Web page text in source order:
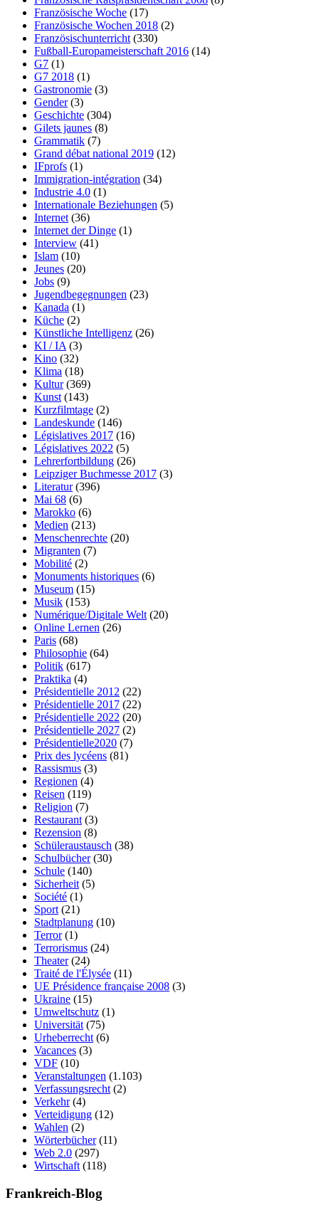
Französische Woche (17)
Französische Wochen 2018 (2)
Französischunterricht(330)
Fußball-Europameisterschaft 2016 (14)
G7 (1)
G7 2018 (1)
Gastronomie (3)
Gender(3)
Geschichte (304)
Gilets jaunes (8)
Grammatik (7)
Grand débat national 2019 (12)
IFprofs (1)
Immigration-intégration (34)
Industrie 4.0 (1)
Internationale Beziehungen (5)
Internet(36)
Internet der Dinge (1)
Interview (41)
Islam (10)
Jeunes (20)
Jobs (9)
Jugendbegegnungen (23)
Kanada (1)
Küche (2)
Künstliche Intelligenz (26)
KI / IA(3)
Kino (32)
Klima (18)
Kultur(369)
Kunst(143)
Kurzfilmtage (2)
Landeskunde (146)
Législatives 2017 (16)
Législatives 2022 (5)
Lehrerfortbildung (26)
Leipziger Buchmesse 2017 (3)
Literatur(396)
Mai 68 (6)
Marokko (6)
Medien (213)
Menschenrechte (20)
Migranten (7)
Mobilité (2)
Monuments historiques (6)
Museum (15)
Musik (153)
Numérique/Digitale Welt(20)
Online Lernen (26)
Paris (68)
Philosophie (64)
Politik (617)
Praktika (4)
Présidentielle 2012 (22)
Présidentielle 2017 (22)
Présidentielle 2022 (20)
Présidentielle 2027 (2)
Présidentielle2020 (7)
Prix des lycéens (81)
Rassismus (3)
Regionen (4)
Reisen (119)
Religion (7)
Restaurant(3)
Rezension (8)
Schüleraustausch (38)
Schulbücher(30)
Schule (140)
Sicherheit(5)
Société (1)
Sport(21)
Stadtplanung (10)
Terror(1)
Terrorismus (24)
Theater(24)
Traité de l'Élysée (11)
UE Présidence française 2008 (3)
Ukraine (15)
Umweltschutz (1)
Universität(75)
Urheberrecht(6)
Vacances (3)
VDF (10)
Veranstaltungen (1.103)
Verfassungsrecht(2)
Verkehr(4)
Verteidigung (12)
Wahlen (2)
Wörterbücher(11)
Web 2.0 (297)
Wirtschaft(118)
Frankreich-Blog